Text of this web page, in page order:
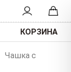
КОРЗИНА
Чашка с